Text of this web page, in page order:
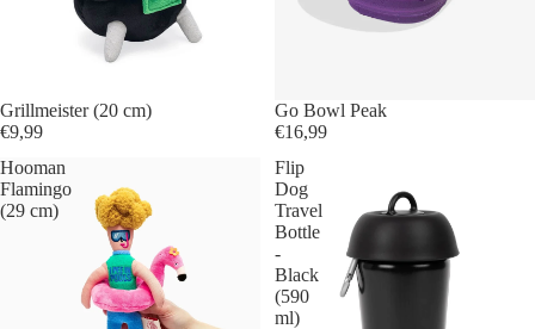
Grillmeister (20 cm)
€9,99
Go Bowl Peak
€16,99
Hooman
Flamingo
(29 cm)
Flip
Dog
Travel
Bottle
-
Black
(590
ml)